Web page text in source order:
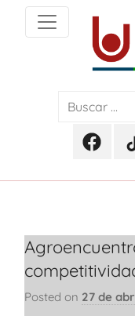
content
Público
Posted on 27 de